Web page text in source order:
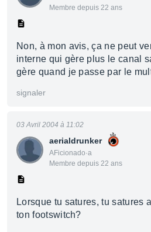
Membre depuis 22 ans
Non, à mon avis, ça ne peut
interne qui gère plus le canal
gère quand je passe par le
signaler
aerialdrunker
AFicionado·a
Membre depuis 22 ans
03 Avril 2004 à 11:02
Lorsque tu satures, tu satures
ton footswitch?